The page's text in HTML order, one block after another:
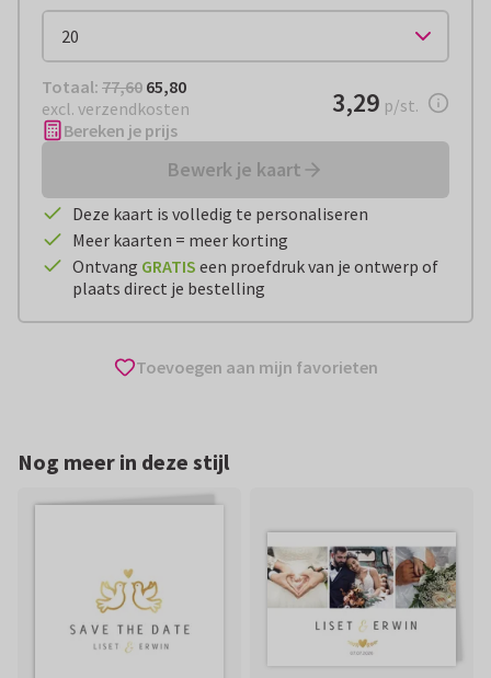
Totaal: € 65,80
Totaal: 77,60 65,80
excl. verzendkosten
€ 3,29per stuk
3,29 p/st.
Bereken je prijs
Bewerk je kaart
Deze kaart is volledig te personaliseren
Meer kaarten = meer korting
Ontvang GRATIS een proefdruk van je ontwerp of
plaats direct je bestelling
Toevoegen aan mijn favorieten
Nog meer in deze stijl